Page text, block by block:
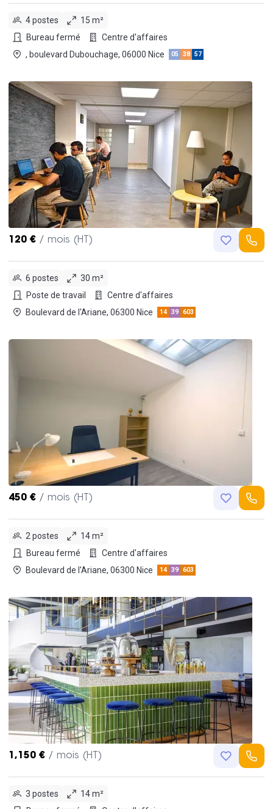
4 postes
15 m²
Bureau fermé
Centre d'affaires
, boulevard Dubouchage, 06000 Nice
05 38 57
120 € / mois (HT)
6 postes
30 m²
Poste de travail
Centre d'affaires
Boulevard de l'Ariane, 06300 Nice
14 39 603
450 € / mois (HT)
2 postes
14 m²
Bureau fermé
Centre d'affaires
Boulevard de l'Ariane, 06300 Nice
14 39 603
1,150 € / mois (HT)
3 postes
14 m²